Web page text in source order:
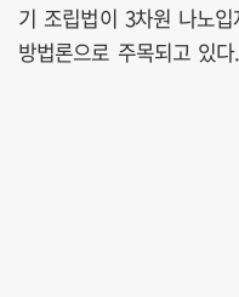
기 조립법이 3차원 나노
방법론으로 주목되고 있다.